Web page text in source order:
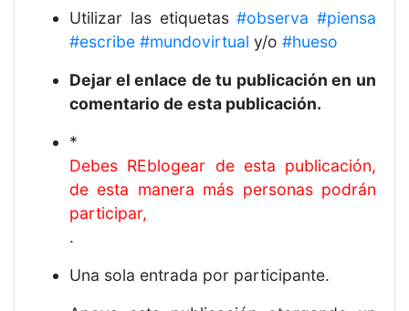
Utilizar las etiquetas#observa #piensa
#escribe #mundovirtual y/o #hueso
Dejar el enlace de tu publicación en un
comentario de esta publicación.
*
Debes REblogear de esta publicación,
de esta manera más personas podrán
participar,
.
Una sola entrada por participante.